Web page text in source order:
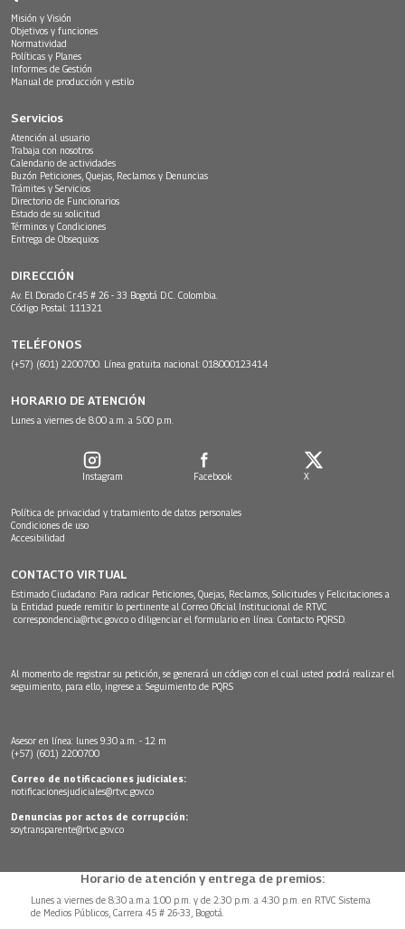
Misión y Visión
Objetivos y funciones
Normatividad
Políticas y Planes
Informes de Gestión
Manual de producción y estilo
Servicios
Atención al usuario
Trabaja con nosotros
Calendario de actividades
Buzón Peticiones, Quejas, Reclamos y Denuncias
Trámites y Servicios
Directorio de Funcionarios
Estado de su solicitud
Términos y Condiciones
Entrega de Obsequios
DIRECCIÓN
Av. El Dorado Cr.45 # 26 - 33 Bogotá D.C. Colombia.
Código Postal: 111321
TELÉFONOS
(+57) (601) 2200700. Línea gratuita nacional: 018000123414
HORARIO DE ATENCIÓN
Lunes a viernes de 8:00 a.m. a 5:00 p.m.
Instagram Facebook X
Política de privacidad y tratamiento de datos personales
Condiciones de uso
Accesibilidad
CONTACTO VIRTUAL
Estimado Ciudadano: Para radicar Peticiones, Quejas, Reclamos, Solicitudes y Felicitaciones a
la Entidad puede remitir lo pertinente al Correo Oficial Institucional de RTVC
correspondencia@rtvc.gov.co o diligenciar el formulario en línea: Contacto PQRSD.
Al momento de registrar su petición, se generará un código con el cual usted podrá realizar el
seguimiento, para ello, ingrese a: Seguimiento de PQRS
Asesor en línea: lunes 9:30 a.m. - 12 m
(+57) (601) 2200700
Correo de notificaciones judiciales:
notificacionesjudiciales@rtvc.gov.co
Denuncias por actos de corrupción:
soytransparente@rtvc.gov.co
Horario de atención y entrega de premios:
Lunes a viernes de 8:30 a.m.a 1:00 p.m. y de 2:30 p.m. a 4:30 p.m. en RTVC Sistema
de Medios Públicos, Carrera 45 # 26-33, Bogotá.